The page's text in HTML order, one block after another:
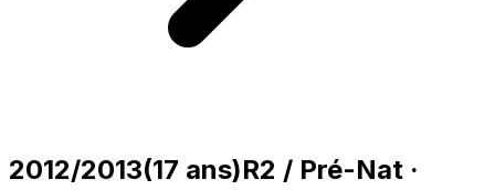
2012/2013(17 ans)R2 / Pré-Nat ·